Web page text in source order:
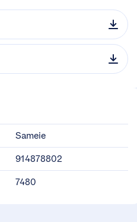
Sameie
914878802
7480